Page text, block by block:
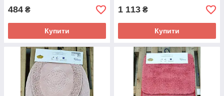
484 ₴
Купити
1 113 ₴
Купити